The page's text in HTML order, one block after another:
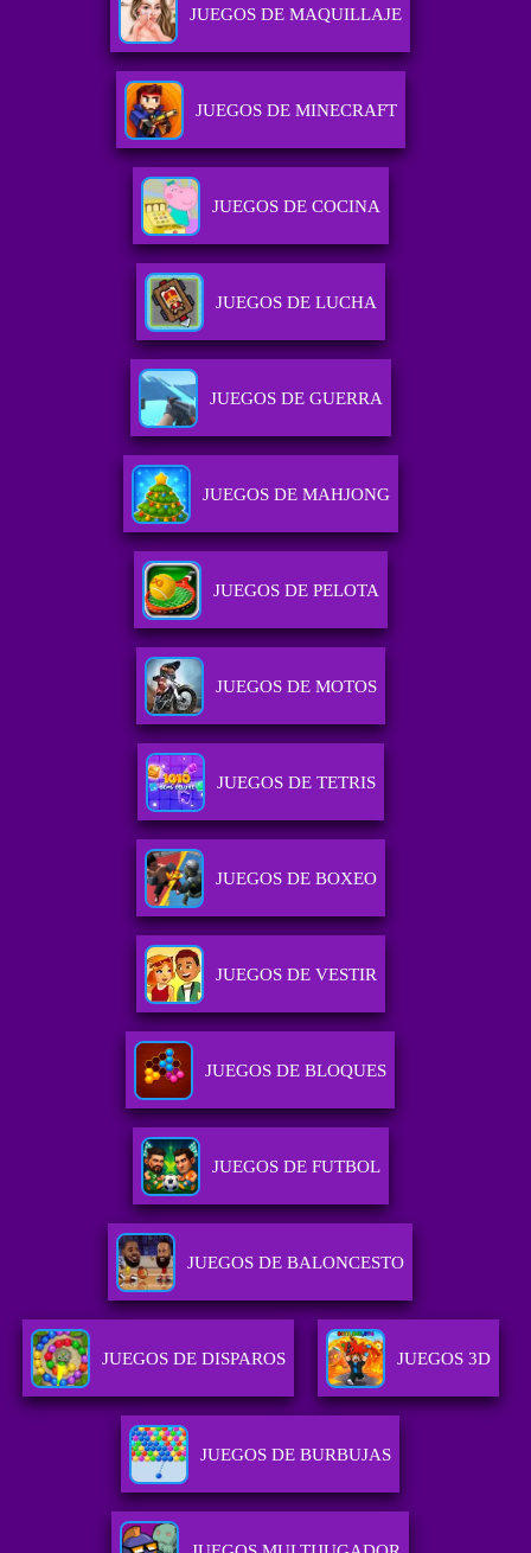
JUEGOS DE MAQUILLAJE
JUEGOS DE MINECRAFT
JUEGOS DE COCINA
JUEGOS DE LUCHA
JUEGOS DE GUERRA
JUEGOS DE MAHJONG
JUEGOS DE PELOTA
JUEGOS DE MOTOS
JUEGOS DE TETRIS
JUEGOS DE BOXEO
JUEGOS DE VESTIR
JUEGOS DE BLOQUES
JUEGOS DE FUTBOL
JUEGOS DE BALONCESTO
JUEGOS DE DISPAROS JUEGOS 3D
JUEGOS DE BURBUJAS